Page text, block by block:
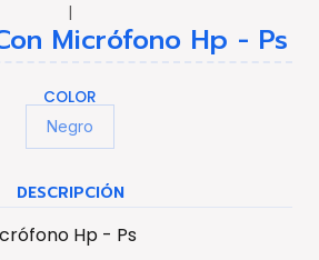
|
Micrófono Hp - Ps
COLOR
Negro
DESCRIPCIÓN
Hp - Ps